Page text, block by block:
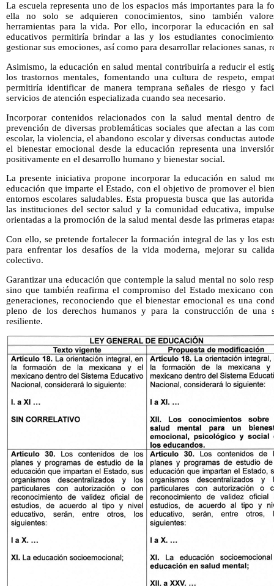
La escuela representa uno de los espacios más importantes para la
ella no solo se adquieren conocimientos, sino también
herramientas para la vida. Por ello, incorporar la educación en
educativos permitiría brindar a las y los estudiantes
gestionar sus emociones, así como para desarrollar relaciones sanas,
Asimismo, la educación en salud mental contribuiría a reducir el
los trastornos mentales, fomentando una cultura de respeto,
permitiría identificar de manera temprana señales de riesgo y
servicios de atención especializada cuando sea necesario.
Incorporar contenidos relacionados con la salud mental dentro
prevención de diversas problemáticas sociales que afectan a las
escolar, la violencia, el abandono escolar y diversas conductas
el bienestar emocional desde la educación representa una
positivamente en el desarrollo humano y bienestar social.
La presente iniciativa propone incorporar la educación en salud
educación que imparte el Estado, con el objetivo de promover el
entornos escolares saludables. Esta propuesta busca que las
las instituciones del sector salud y la comunidad educativa,
orientadas a la promoción de la salud mental desde las primeras
Con ello, se pretende fortalecer la formación integral de las y los
para enfrentar los desafíos de la vida moderna, mejorar su
colectivo.
Garantizar una educación que contemple la salud mental no solo
sino que también reafirma el compromiso del Estado mexicano
generaciones, reconociendo que el bienestar emocional es una
pleno de los derechos humanos y para la construcción de una
resiliente.